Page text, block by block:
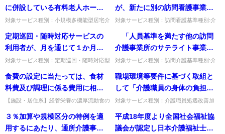
に併設している有料老人ホーム
の入居者が小規模多機能型居宅
介護を利用することはできる
か。
対象サービス種別：小規模多機能型居宅介
入居者の利用」質問小規模多機能型居宅介
護事業所に併設している有料...
が、新たに別の訪問看護事業所
の利用を開始した場合に、別の
訪問看護事業所において初回加
算を算定できるのか。
対象サービス種別：訪問看護基準種別:介
業所の利用者が、新たに別の訪問看護事業
所の利用を開始した場合に、...
定期巡回・随時対応サービスの
利用者が、月を通じて１か月間
入院する場合、定期巡回・随時
対応型訪問介護看護費は算定で
きるのか。
対象サービス種別：定期巡回・随時対応型
取扱い」質問定期巡回・随時対応サービス
の利用者が、月を通じて１か...
「人員基準を満たす他の訪問
介護事業所のサテライト事業所
となる旨を平成28年3月31日まで
に届け出た場合」は、平成30年3
月31日まで当該減算が適用され
ない」とあるが、結果として、
平成30年3月31日までにサテライ
ト事業所にならなかった場合、
当該届出月まで遡及して過誤調
対象サービス種別：訪問介護基準種別:介
提供責任者を配置する指定訪問介護事業所
の減算」質問 「人員基準を...
食費の設定に当たっては、食材
料費及び調理に係る費用に相当
する額を基本とすることとなっ
ているが、経管栄養について提
供される濃厚流動食の場合にお
【施設・居住系】経管栄養の濃厚流動食の
費・調理費用を基本に、他と区別して別に
設定して差し支えない。出典：...
職場環境等要件に基づく取組と
して「介護職員の身体の負担軽
減のための介護技術の修得支
援、介護ロボットやリフト等の
介護機器等導入及び研修等によ
対象サービス種別：介護職員処遇改善加
設備基準「」質問職場環境等要件に基づく
取組として「介護職員の身体...
３％加算や規模区分の特例を適
用するにあたり、通所介護事業
平成18年度より全国社会福祉協
議会が認定し日本介護福祉士会